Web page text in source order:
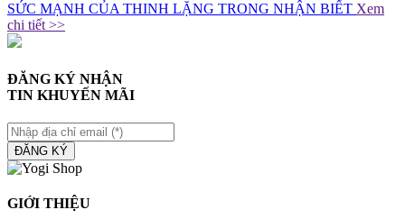
SỨC MẠNH CỦA THINH LẶNG TRONG NHẬN BIẾT Xem
chi tiết >>
ĐĂNG KÝ NHẬN
TIN KHUYẾN MÃI
ĐĂNG KÝ
GIỚI THIỆU